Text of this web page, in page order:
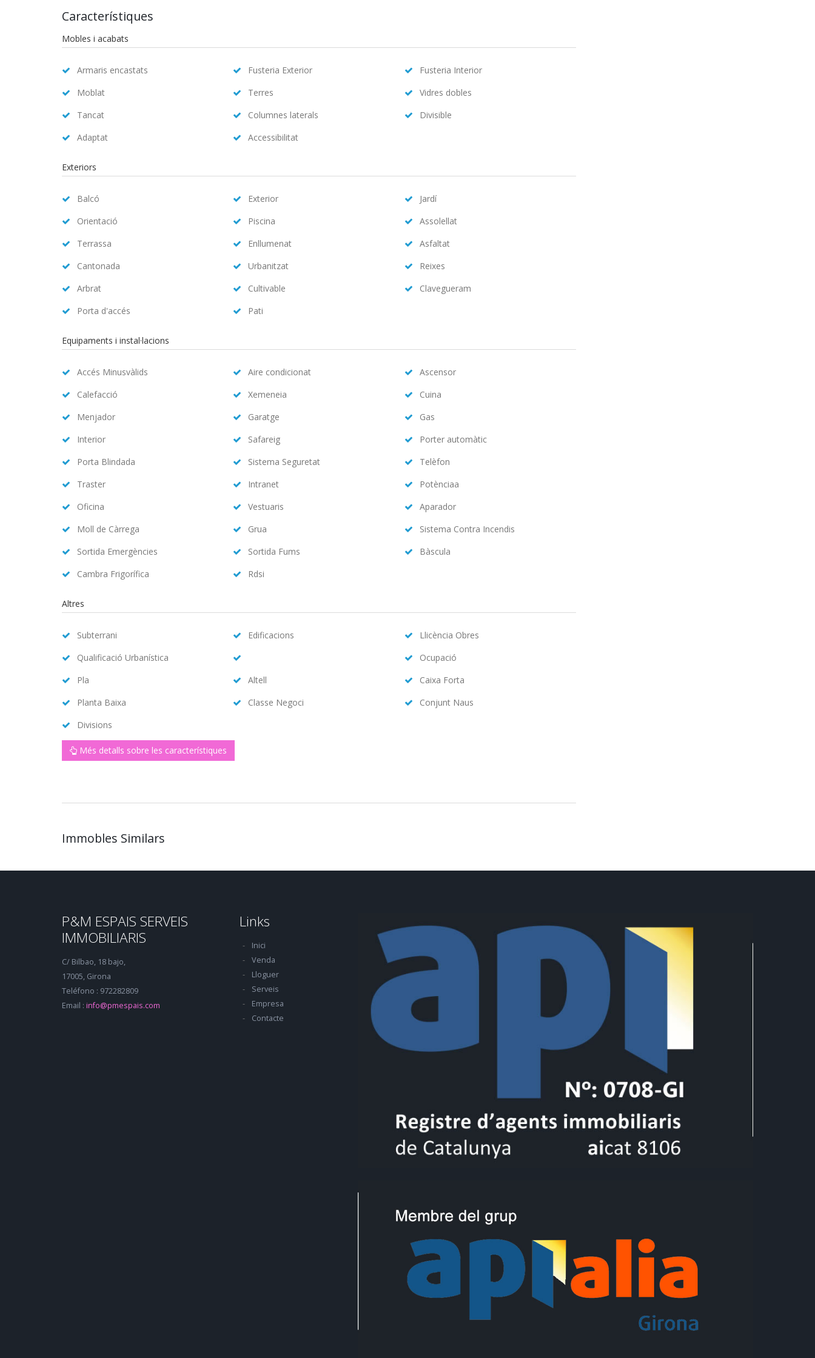
Característiques
Mobles i acabats
Armaris encastats Fusteria Exterior
Fusteria Interior
Moblat
Terres
Vidres dobles
Tancat
Columnes laterals
Divisible
Adaptat
Accessibilitat
Exteriors
Balcó Exterior
Jardí
Orientació
Piscina
Assolellat
Terrassa
Enllumenat
Asfaltat
Cantonada
Urbanitzat
Reixes
Arbrat
Cultivable
Clavegueram
Porta d'accés
Pati
Equipaments i instal·lacions
Accés Minusvàlids Aire condicionat
Ascensor
Calefacció
Xemeneia
Cuina
Menjador
Garatge
Gas
Interior
Safareig
Porter automàtic
Porta Blindada
Sistema Seguretat
Telèfon
Traster
Intranet
Potènciaa
Oficina
Vestuaris
Aparador
Moll de Càrrega
Grua
Sistema Contra Incendis
Sortida Emergències
Sortida Fums
Bàscula
Cambra Frigorífica
Rdsi
Altres
Subterrani Edificacions
Llicència Obres
Qualificació Urbanística
Ocupació
Pla
Altell
Caixa Forta
Planta Baixa
Classe Negoci
Conjunt Naus
Divisions
Més detalls sobre les característiques
Immobles Similars
P&M ESPAIS SERVEIS
IMMOBILIARIS
C/ Bilbao, 18 bajo,
17005, Girona
Teléfono : 972282809
Email : info@pmespais.com
Links
Inici
Venda
Lloguer
Serveis
Empresa
Contacte